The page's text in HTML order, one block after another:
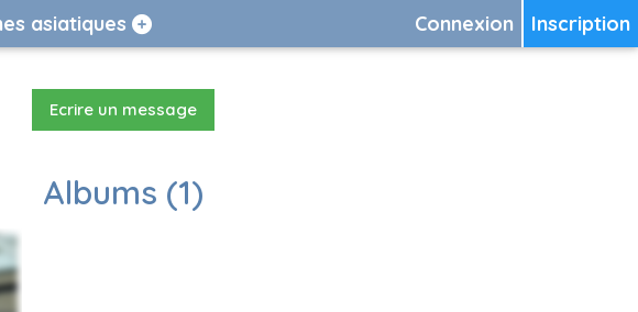
Inscription
Connexion
asiatiques
Ecrire un message
Albums (1)